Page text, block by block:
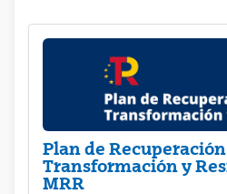
Plan de Recuperación
Transformación y
MRR